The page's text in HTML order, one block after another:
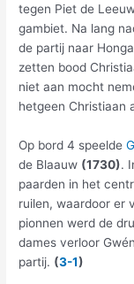
tegen Piet de
gambiet. Na lang
de partij naar
zetten bood
niet aan mocht
hetgeen Christiaan
Op bord 4 speelde
de Blaauw (1730).
paarden in het
ruilen, waardoor er
pionnen werd de
dames verloor
partij. (3-1)